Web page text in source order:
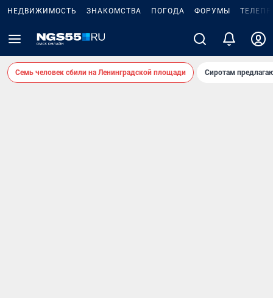
НЕДВИЖИМОСТЬ ЗНАКОМСТВА ПОГОДА ФОРУМЫ
Семь человек сбили на Ленинградской площади Сиротам